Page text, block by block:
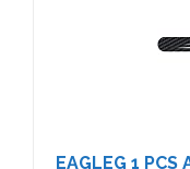
EAGLEG 1